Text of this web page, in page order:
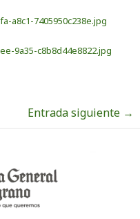
a8c1-7405950c238e.jpg
9a35-c8b8d44e8822.jpg
Entrada siguiente →